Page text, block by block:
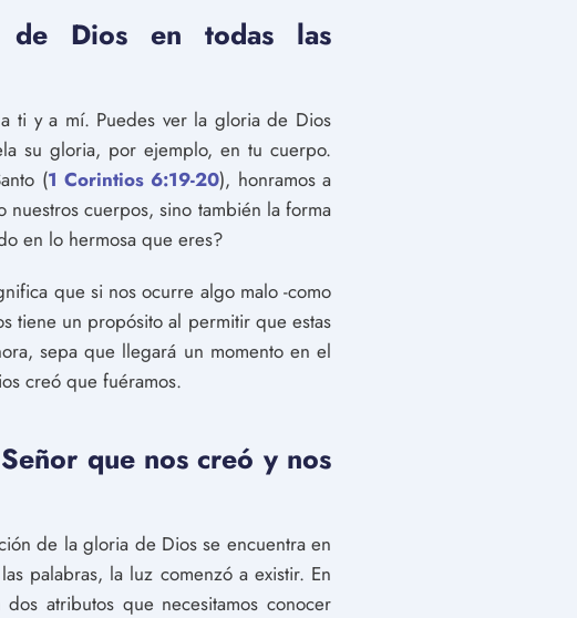
de Dios en todas las
ti y a mí. Puedes ver la gloria de Dios
su gloria, por ejemplo, en tu cuerpo.
(1 Corintios 6:19-20), honramos a
cuerpos, sino también la forma
en lo hermosa que eres?
que si nos ocurre algo malo -como
tiene un propósito al permitir que estas
sepa que llegará un momento en el
creó que fuéramos.
que nos creó y nos
de la gloria de Dios se encuentra en
palabras, la luz comenzó a existir. En
atributos que necesitamos conocer